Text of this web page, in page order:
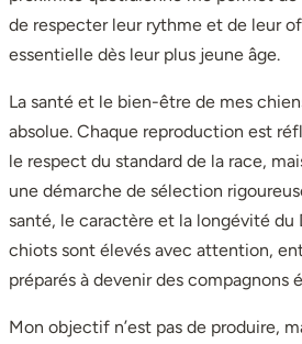
de respecter leur rythme et de leur
essentielle dès leur plus jeune âge.
La santé et le bien-être de mes
absolue. Chaque reproduction est
le respect du standard de la race,
une démarche de sélection
santé, le caractère et la longévité du
chiots sont élevés avec attention,
préparés à devenir des compagnons
Mon objectif n’est pas de produire,